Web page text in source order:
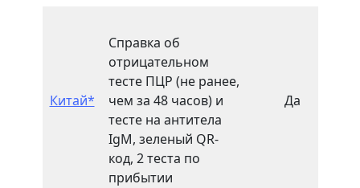
Китай*
Справка об
отрицательном
тесте ПЦР (не ранее,
чем за 48 часов) и
тесте на антитела
IgM, зеленый QR-
код, 2 теста по
прибытии
Да